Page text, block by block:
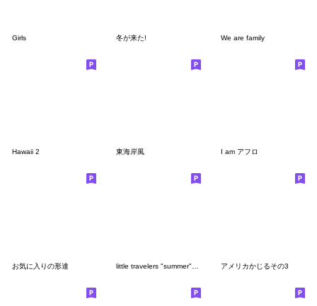
Girls 冬が来た! We are family
Hawaii 2 東海岸風 I am アフロ
お気に入りの形達 アメリカかじるその3